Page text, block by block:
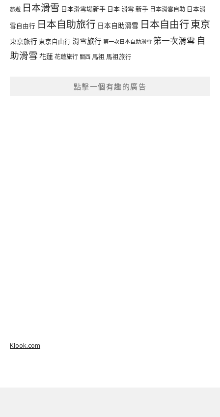
旅遊 日本滑雪 日本滑雪場新手 日本 滑雪 新手 日本滑雪自助 日本滑
雪自由行 日本自助旅行 日本自助滑雪 日本自由行東京
東京旅行 東京自由行 滑雪旅行 第一次日本自助滑雪 第一次滑雪 自
助滑雪 花蓮花蓮旅行 關西 馬祖 馬祖旅行
點擊一個有趣的廣告
Klook.com